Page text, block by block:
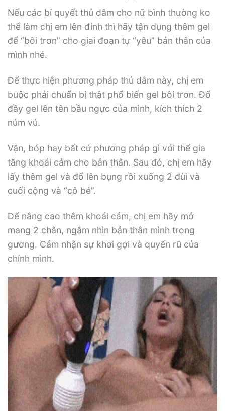
Nếu các bí quyết thủ dâm cho nữ bình thường ko
thể làm chị em lên đỉnh thì hãy tận dụng thêm gel
để “bôi trơn” cho giai đoạn tự “yêu” bản thân của
mình nhé.
Để thực hiện phương pháp thủ dâm này, chị em
buộc phải chuẩn bị thật phổ biến gel bôi trơn. Đổ
đầy gel lên tên bầu ngực của mình, kích thích 2
núm vú.
Vặn, bóp hay bất cứ phương pháp gì với thể gia
tăng khoái cảm cho bản thân. Sau đó, chị em hãy
lấy thêm gel và đổ lên bụng rồi xuống 2 đùi và
cuối cộng và “cô bé”.
Để nâng cao thêm khoái cảm, chị em hãy mở
mang 2 chân, ngắm nhìn bản thân mình trong
gương. Cảm nhận sự khơi gợi và quyến rũ của
chính mình.